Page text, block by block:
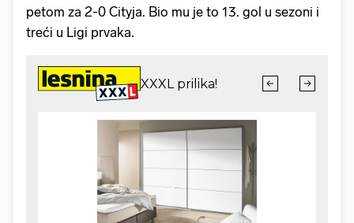
petom za 2-0 Cityja. Bio mu je to 13. gol u sezoni i
treći u Ligi prvaka.